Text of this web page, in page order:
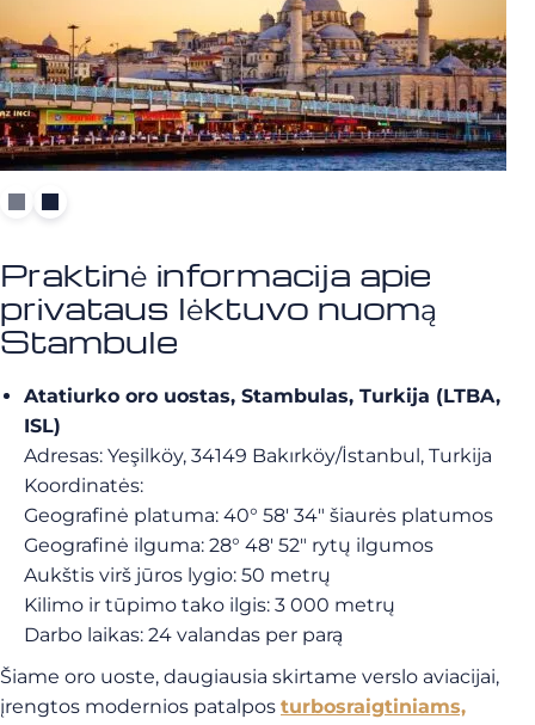
Praktinė informacija apie
privataus lėktuvo nuomą
Stambule
Atatiurko oro uostas, Stambulas, Turkija (LTBA,
ISL)
Adresas: Yeşilköy, 34149 Bakırköy/İstanbul, Turkija
Koordinatės:
Geografinė platuma: 40° 58′ 34″ šiaurės platumos
Geografinė ilguma: 28° 48′ 52″ rytų ilgumos
Aukštis virš jūros lygio: 50 metrų
Kilimo ir tūpimo tako ilgis: 3 000 metrų
Darbo laikas: 24 valandas per parą
Šiame oro uoste, daugiausia skirtame verslo aviacijai,
įrengtos modernios patalpos turbosraigtiniams,